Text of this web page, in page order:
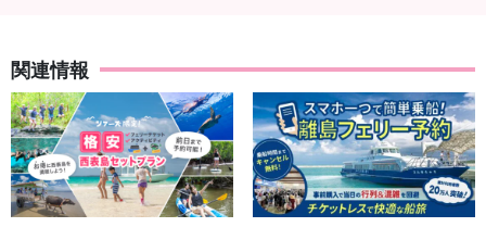
関連情報